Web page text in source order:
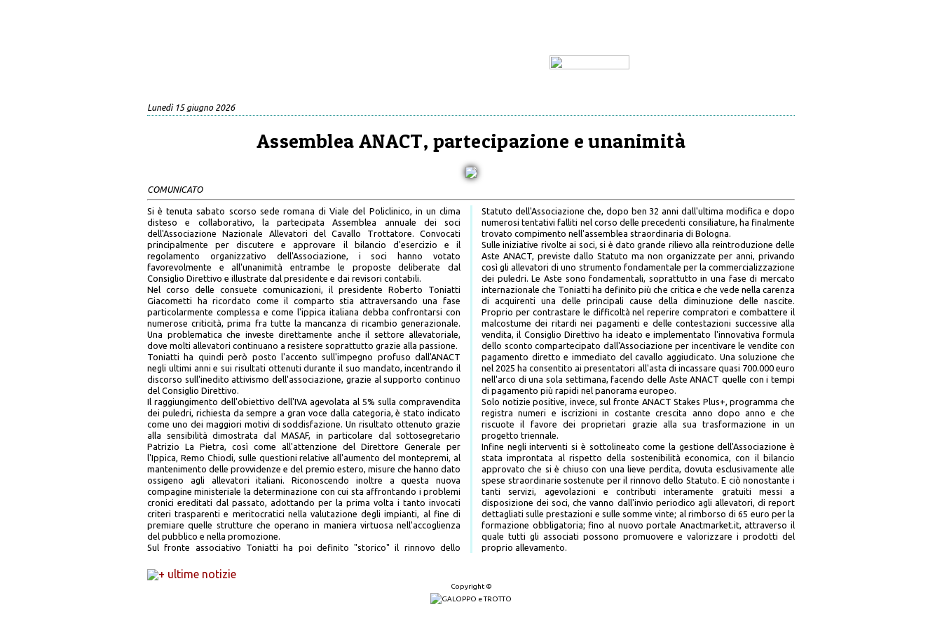
Lunedì 15 giugno 2026
Assemblea ANACT, partecipazione e unanimità
COMUNICATO
Si è tenuta sabato scorso sede romana di Viale del Policlinico, in un clima
disteso e collaborativo, la partecipata Assemblea annuale dei soci
dell'Associazione Nazionale Allevatori del Cavallo Trottatore. Convocati
principalmente per discutere e approvare il bilancio d'esercizio e il
regolamento organizzativo dell'Associazione, i soci hanno votato
favorevolmente e all'unanimità entrambe le proposte deliberate dal
Consiglio Direttivo e illustrate dal presidente e dai revisori contabili.
Nel corso delle consuete comunicazioni, il presidente Roberto Toniatti
Giacometti ha ricordato come il comparto stia attraversando una fase
particolarmente complessa e come l'ippica italiana debba confrontarsi con
numerose criticità, prima fra tutte la mancanza di ricambio generazionale.
Una problematica che investe direttamente anche il settore allevatoriale,
dove molti allevatori continuano a resistere soprattutto grazie alla passione.
Toniatti ha quindi però posto l'accento sull'impegno profuso dall'ANACT
negli ultimi anni e sui risultati ottenuti durante il suo mandato, incentrando il
discorso sull'inedito attivismo dell'associazione, grazie al supporto continuo
del Consiglio Direttivo.
Il raggiungimento dell'obiettivo dell'IVA agevolata al 5% sulla compravendita
dei puledri, richiesta da sempre a gran voce dalla categoria, è stato indicato
come uno dei maggiori motivi di soddisfazione. Un risultato ottenuto grazie
alla sensibilità dimostrata dal MASAF, in particolare dal sottosegretario
Patrizio La Pietra, così come all'attenzione del Direttore Generale per
l'Ippica, Remo Chiodi, sulle questioni relative all'aumento del montepremi, al
mantenimento delle provvidenze e del premio estero, misure che hanno dato
ossigeno agli allevatori italiani. Riconoscendo inoltre a questa nuova
compagine ministeriale la determinazione con cui sta affrontando i problemi
cronici ereditati dal passato, adottando per la prima volta i tanto invocati
criteri trasparenti e meritocratici nella valutazione degli impianti, al fine di
premiare quelle strutture che operano in maniera virtuosa nell'accoglienza
del pubblico e nella promozione.
Sul fronte associativo Toniatti ha poi definito "storico" il rinnovo dello
Statuto dell'Associazione che, dopo ben 32 anni dall'ultima modifica e dopo
numerosi tentativi falliti nel corso delle precedenti consiliature, ha finalmente
trovato compimento nell'assemblea straordinaria di Bologna.
Sulle iniziative rivolte ai soci, si è dato grande rilievo alla reintroduzione delle
Aste ANACT, previste dallo Statuto ma non organizzate per anni, privando
così gli allevatori di uno strumento fondamentale per la commercializzazione
dei puledri. Le Aste sono fondamentali, soprattutto in una fase di mercato
internazionale che Toniatti ha definito più che critica e che vede nella carenza
di acquirenti una delle principali cause della diminuzione delle nascite.
Proprio per contrastare le difficoltà nel reperire compratori e combattere il
malcostume dei ritardi nei pagamenti e delle contestazioni successive alla
vendita, il Consiglio Direttivo ha ideato e implementato l'innovativa formula
dello sconto compartecipato dall'Associazione per incentivare le vendite con
pagamento diretto e immediato del cavallo aggiudicato. Una soluzione che
nel 2025 ha consentito ai presentatori all'asta di incassare quasi 700.000 euro
nell'arco di una sola settimana, facendo delle Aste ANACT quelle con i tempi
di pagamento più rapidi nel panorama europeo.
Solo notizie positive, invece, sul fronte ANACT Stakes Plus+, programma che
registra numeri e iscrizioni in costante crescita anno dopo anno e che
riscuote il favore dei proprietari grazie alla sua trasformazione in un
progetto triennale.
Infine negli interventi si è sottolineato come la gestione dell'Associazione è
stata improntata al rispetto della sostenibilità economica, con il bilancio
approvato che si è chiuso con una lieve perdita, dovuta esclusivamente alle
spese straordinarie sostenute per il rinnovo dello Statuto. E ciò nonostante i
tanti servizi, agevolazioni e contributi interamente gratuiti messi a
disposizione dei soci, che vanno dall'invio periodico agli allevatori, di report
dettagliati sulle prestazioni e sulle somme vinte; al rimborso di 65 euro per la
formazione obbligatoria; fino al nuovo portale Anactmarket.it, attraverso il
quale tutti gli associati possono promuovere e valorizzare i prodotti del
proprio allevamento.
+ ultime notizie
Copyright ©